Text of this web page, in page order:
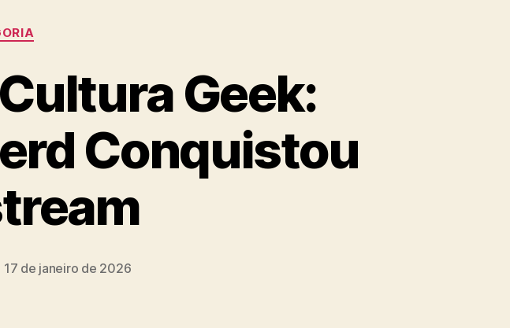
Geek:
Conquistou
17 de janeiro de 2026